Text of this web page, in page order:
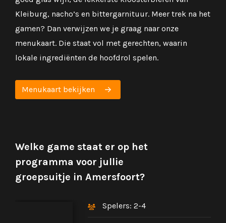
Kleiburg, nacho’s en bittergarnituur. Meer trek na het
gamen? Dan verwijzen we je graag naar onze
menukaart. Die staat vol met gerechten, waarin
lokale ingrediënten de hoofdrol spelen.
Menukaart bekijken
Welke game staat er op het
programma voor jullie
groepsuitje in Amersfoort?
Spelers: 2-4